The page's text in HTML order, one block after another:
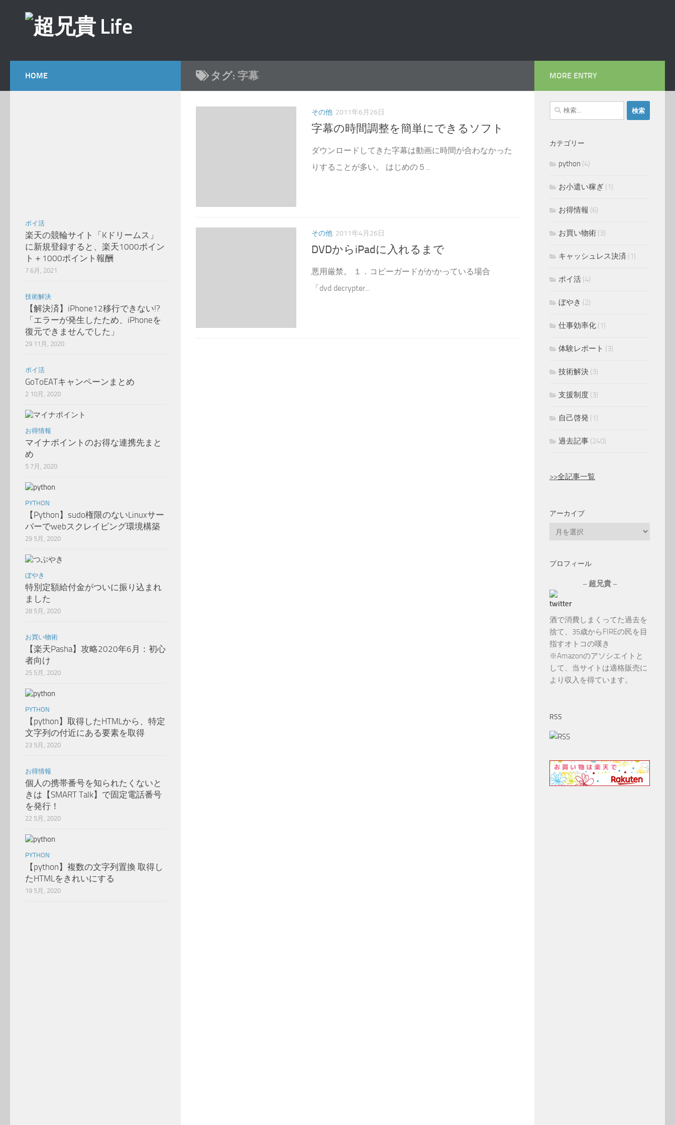
コンテンツへスキップ
タグ: 字幕
その他 2011年6月26日
字幕の時間調整を簡単にできるソフト
ダウンロードしてきた字幕は動画に時間が合わなかった
りすることが多い。 はじめの５...
その他 2011年4月26日
DVDからiPadに入れるまで
悪用厳禁。 １．コピーガードがかかっている場合
「dvd decrypter...
HOME
ポイ活
楽天の競輪サイト「Kドリームス」
に新規登録すると、楽天1000ポイン
ト＋1000ポイント報酬
7 6月, 2021
技術解決
【解決済】iPhone12移行できない!?
「エラーが発生したため、iPhoneを
復元できませんでした」
29 11月, 2020
ポイ活
GoToEATキャンペーンまとめ
2 10月, 2020
お得情報
マイナポイントのお得な連携先まと
め
5 7月, 2020
PYTHON
【Python】sudo権限のないLinuxサー
バーでwebスクレイピング環境構築
29 5月, 2020
ぼやき
特別定額給付金がついに振り込まれ
ました
28 5月, 2020
お買い物術
【楽天Pasha】攻略2020年6月：初心
者向け
25 5月, 2020
PYTHON
【python】取得したHTMLから、特定
文字列の付近にある要素を取得
23 5月, 2020
お得情報
個人の携帯番号を知られたくないと
きは【SMART Talk】で固定電話番号
を発行！
22 5月, 2020
PYTHON
【python】複数の文字列置換 取得し
たHTMLをきれいにする
19 5月, 2020
MORE ENTRY
検
索:
カテゴリー
python (4)
お小遣い稼ぎ (1)
お得情報 (6)
お買い物術 (3)
キャッシュレス決済 (1)
ポイ活 (4)
ぼやき (2)
仕事効率化 (1)
体験レポート (3)
技術解決 (3)
支援制度 (3)
自己啓発 (1)
過去記事 (240)
>>全記事一覧
アーカイブ
イ
プロフィール
– 超兄貴 –
酒で消費しまくってた過去を
捨て、35歳からFIREの民を目
指すオトコの嘆き
※Amazonのアソシエイトと
して、当サイトは適格販売に
より収入を得ています。
RSS